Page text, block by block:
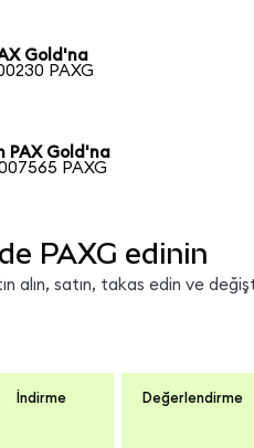
Gold'na
PAXG
PAX Gold'na
PAXG
PAXG edinin
alın, satın, takas edin ve
İndirme Değerlendirme